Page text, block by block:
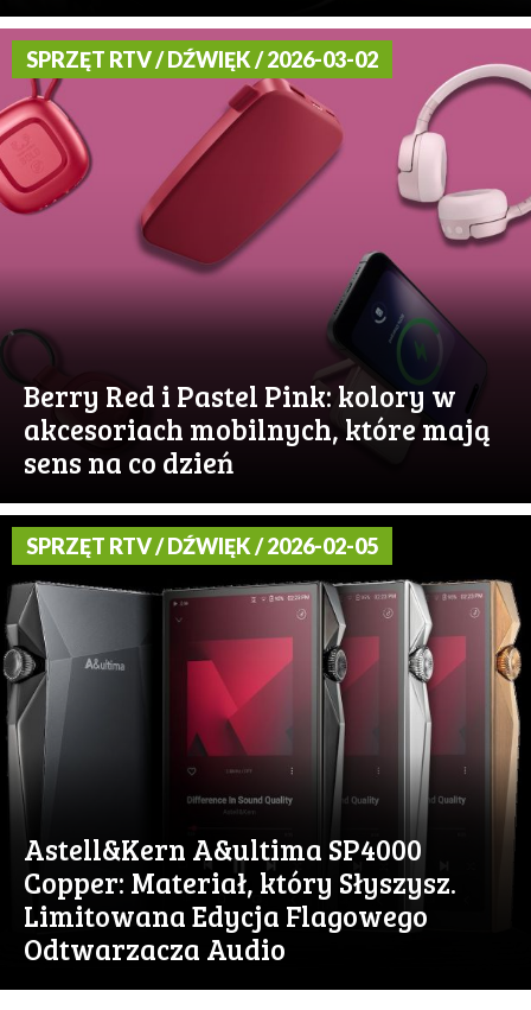
SPRZĘT RTV / DŹWIĘK / 2026-03-02
Berry Red i Pastel Pink: kolory w
akcesoriach mobilnych, które mają
sens na co dzień
SPRZĘT RTV / DŹWIĘK / 2026-02-05
Astell&Kern A&ultima SP4000
Copper: Materiał, który Słyszysz.
Limitowana Edycja Flagowego
Odtwarzacza Audio